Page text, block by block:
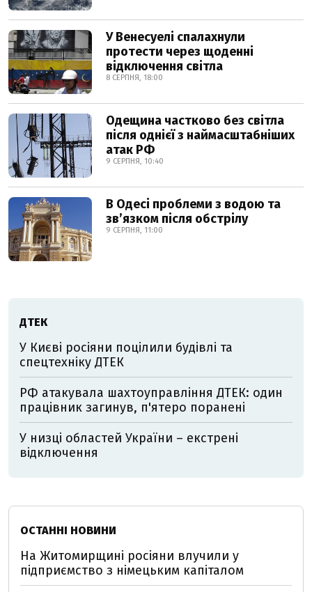
У Венесуелі спалахнули
протести через щоденні
відключення світла
8 СЕРПНЯ, 18:00
Одещина частково без світла
після однієї з наймасштабніших
атак РФ
9 СЕРПНЯ, 10:40
В Одесі проблеми з водою та
звʼязком після обстрілу
9 СЕРПНЯ, 11:00
ДТЕК
У Києві росіяни поцілили будівлі та
спецтехніку ДТЕК
РФ атакувала шахтоуправління ДТЕК: один
працівник загинув, п'ятеро поранені
У низці областей України – екстрені
відключення
ОСТАННІ НОВИНИ
На Житомирщині росіяни влучили у
підприємство з німецьким капіталом